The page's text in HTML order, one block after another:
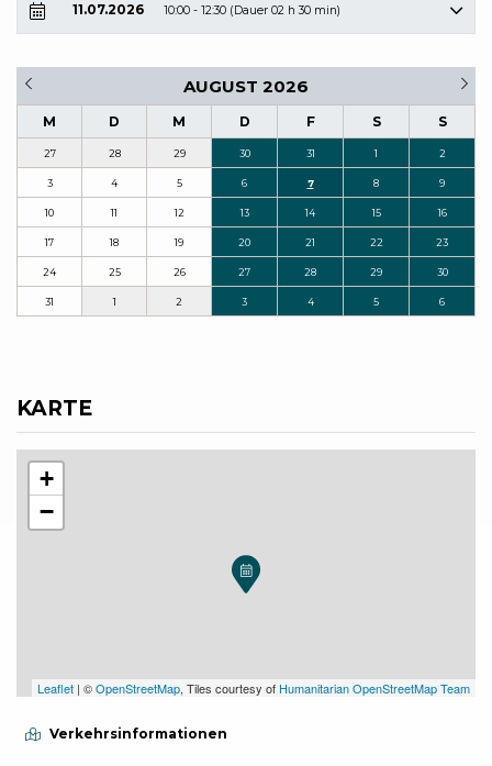
11.07.2026 10:00 - 12:30 (Dauer 02 h 30 min)
AUGUST 2026
M D M D F S S
27 28 29 30 31 1 2
3 4 5 6 7 8 9
10 11 12 13 14 15 16
17 18 19 20 21 22 23
24 25 26 27 28 29 30
31 1 2 3 4 5 6
KARTE
+
−
Leaflet | ©OpenStreetMap, Tiles courtesy of Humanitarian OpenStreetMap Team
Verkehrsinformationen